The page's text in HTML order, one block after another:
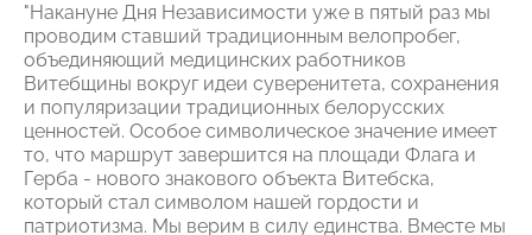
"Накануне Дня Независимости уже в пятый раз мы
проводим ставший традиционным велопробег,
объединяющий медицинских работников
Витебщины вокруг идеи суверенитета, сохранения
и популяризации традиционных белорусских
ценностей. Особое символическое значение имеет
то, что маршрут завершится на площади Флага и
Герба - нового знакового объекта Витебска,
который стал символом нашей гордости и
патриотизма. Мы верим в силу единства. Вместе мы